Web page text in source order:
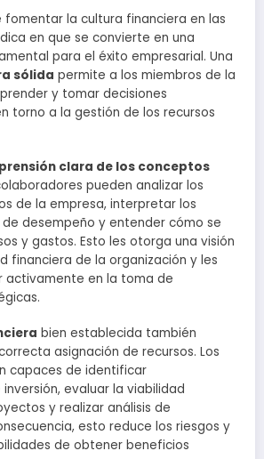
fomentar la cultura financiera en las
en que se convierte en una
para el éxito empresarial. Una
sólida permite a los miembros de la
y tomar decisiones
torno a la gestión de los recursos
clara de los conceptos
pueden analizar los
de la empresa, interpretar los
desempeño y entender cómo se
y gastos. Esto les otorga una visión
financiera de la organización y les
activamente en la toma de
bien establecida también
asignación de recursos. Los
capaces de identificar
evaluar la viabilidad
y realizar análisis de
esto reduce los riesgos y
de obtener beneficios